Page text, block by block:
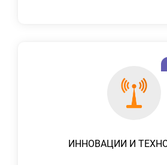
ИННОВАЦИИ И